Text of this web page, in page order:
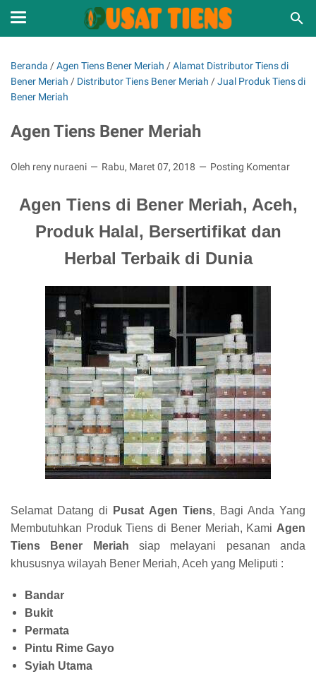
Beranda /Agen Tiens Bener Meriah /Alamat Distributor Tiens di
Bener Meriah / Distributor Tiens Bener Meriah /Jual Produk Tiens di
Bener Meriah
Agen Tiens Bener Meriah
Oleh reny nuraeni Rabu, Maret 07, 2018 Posting Komentar
Agen Tiens di Bener Meriah, Aceh,
Produk Halal, Bersertifikat dan
Herbal Terbaik di Dunia
Selamat Datang di Pusat Agen Tiens, Bagi Anda Yang
Membutuhkan Produk Tiens di Bener Meriah, Kami Agen
Tiens Bener Meriah siap melayani pesanan anda
khususnya wilayah Bener Meriah, Aceh yang Meliputi :
Bandar
Bukit
Permata
Pintu Rime Gayo
Syiah Utama